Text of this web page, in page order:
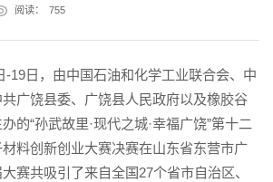
阅读： 755
-19日，由中国石油和化学工业联合会、中
广饶县委、广饶县人民政府以及橡胶谷
的“孙武故里·现代之城·幸福广饶”第十二
料创新创业大赛决赛在山东省东营市广
赛共吸引了来自全国27个省市自治区、